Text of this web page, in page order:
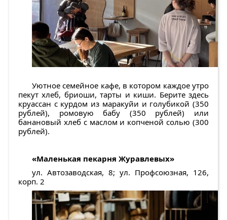
Уютное семейное кафе, в котором каждое утро
пекут хлеб, бриоши, тарты и киши. Берите здесь
круассан с курдом из маракуйи и голубикой (350
рублей), ромовую бабу (350 рублей) или
банановый хлеб с маслом и копченой солью (300
рублей).
«Маленькая пекарня Журавлевых»
ул. Автозаводская, 8; ул. Профсоюзная, 126,
корп. 2